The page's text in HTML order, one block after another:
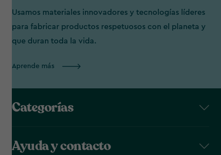
Usamos materiales innovadores y tecnologías líderes
para fabricar productos respetuosos con el planeta y
que duran toda la vida.
Aprende más
Categorías
Ayuda y contacto